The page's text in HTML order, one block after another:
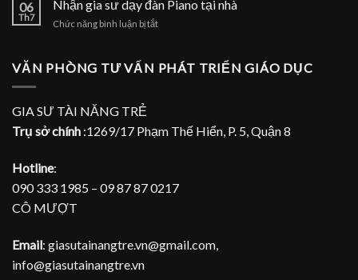
Piano
TPHCM
sư
dạy
tại
06
Th7
Nhận gia sư dạy đàn Piano tại nhà
Chức năng bình luận bị tắtở
sư
nhà
VĂN PHÒNG TƯ VẤN PHÁT TRIỂN GIÁO DỤC
GIA SƯ TÀI NĂNG TRẺ
Trụ sở chính :1269/17 Phạm Thế Hiển, P. 5, Quận 8
Hotline:
090 333 1985 – 09 87 87 0217
CÔ MƯỢT
Email: giasutainangtre.vn@gmail.com,
info@giasutainangtre.vn